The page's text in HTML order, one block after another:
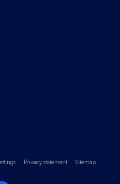
Privacy statement Sitemap